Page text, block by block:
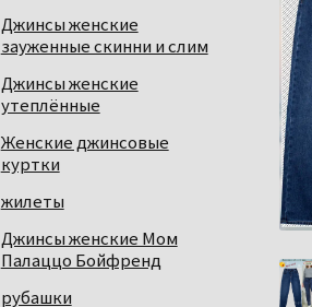
Джинсы женские
зауженные скинни и слим
Джинсы женские
утеплённые
Женские джинсовые
куртки
жилеты
Джинсы женские Мом
Палаццо Бойфренд
рубашки